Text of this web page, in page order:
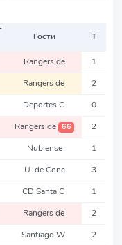
Гости Т
Rangers de 1
Rangers de 2
Deportes C 0
Rangers de 66 2
Nublense 1
U. de Conc 3
CD Santa C 1
Rangers de 2
Santiago W
2